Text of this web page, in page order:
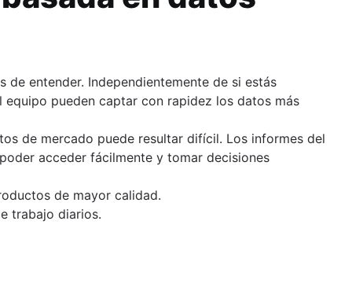
entender. Independientemente de si estás
pueden captar con rapidez los datos más
de mercado puede resultar difícil. Los informes del
acceder fácilmente y tomar decisiones
de mayor calidad.
trabajo diarios.